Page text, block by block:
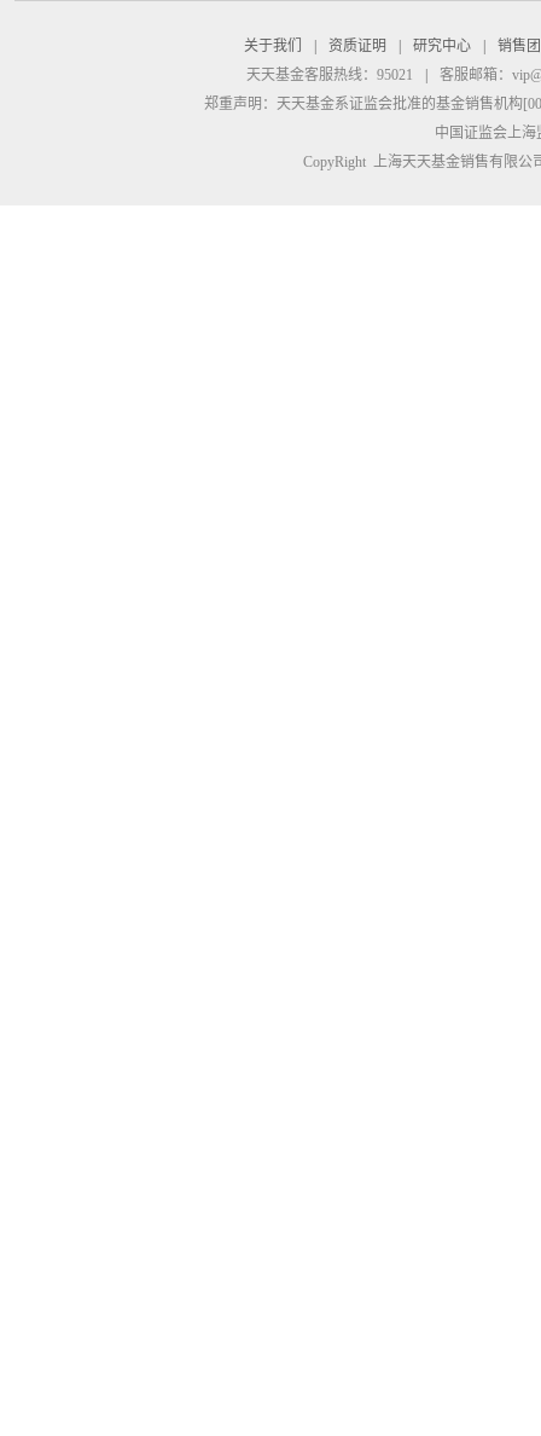
关于我们 资质证明 研究中心
销售
天天基金客服热线：95021
客服邮箱：
郑重声明： 天天基金系证监会批准的基金销售机构
中国证监会上
CopyRight 上海天天基金销售有限